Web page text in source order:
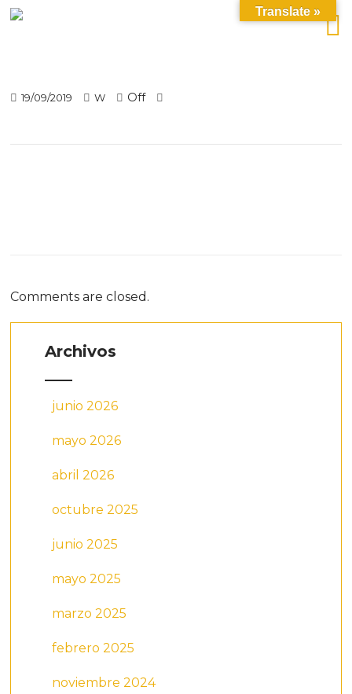
19/09/2019 W Off
Comments are closed.
Archivos
junio 2026
mayo 2026
abril 2026
octubre 2025
junio 2025
mayo 2025
marzo 2025
febrero 2025
noviembre 2024
Translate »